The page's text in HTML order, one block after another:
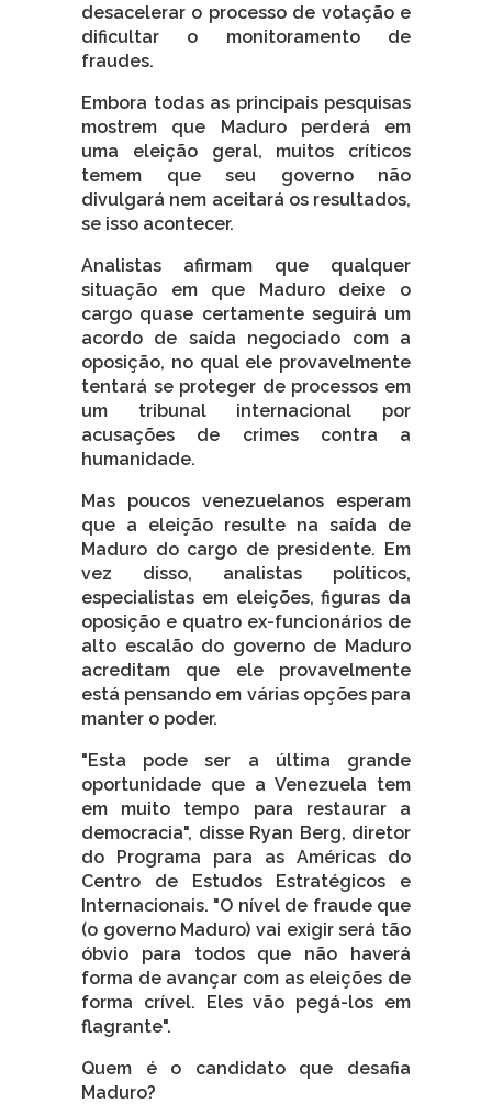
desacelerar o processo de votação e
dificultar o monitoramento de
fraudes.
Embora todas as principais pesquisas
mostrem que Maduro perderá em
uma eleição geral, muitos críticos
temem que seu governo não
divulgará nem aceitará os resultados,
se isso acontecer.
Analistas afirmam que qualquer
situação em que Maduro deixe o
cargo quase certamente seguirá um
acordo de saída negociado com a
oposição, no qual ele provavelmente
tentará se proteger de processos em
um tribunal internacional por
acusações de crimes contra a
humanidade.
Mas poucos venezuelanos esperam
que a eleição resulte na saída de
Maduro do cargo de presidente. Em
vez disso, analistas políticos,
especialistas em eleições, figuras da
oposição e quatro ex-funcionários de
alto escalão do governo de Maduro
acreditam que ele provavelmente
está pensando em várias opções para
manter o poder.
"Esta pode ser a última grande
oportunidade que a Venezuela tem
em muito tempo para restaurar a
democracia", disse Ryan Berg, diretor
do Programa para as Américas do
Centro de Estudos Estratégicos e
Internacionais. "O nível de fraude que
(o governo Maduro) vai exigir será tão
óbvio para todos que não haverá
forma de avançar com as eleições de
forma crível. Eles vão pegá-los em
flagrante".
Quem é o candidato que desafia
Maduro?